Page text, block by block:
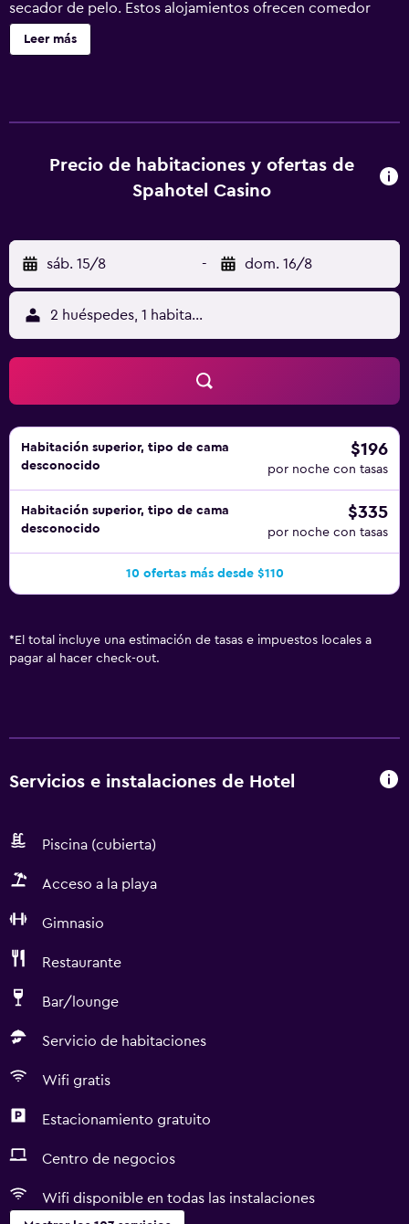
secador de pelo. Estos alojamientos ofrecen comedor
independiente. Se ofrece una televisión LCD en todas las
habitaciones. Los baños están equipados con ducha. Los
ocio y esparcimiento en este hotel incluyen sauna y
gimnasio. Se pueden practicar las actividades de ocio y
aplique un recargo).
Leer más
Precio de habitaciones y ofertas de
Spahotel Casino
sáb. 15/8 - dom. 16/8
2 huéspedes, 1 habitación
Habitación superior, tipo de cama
desconocido
$196
por noche con tasas
Habitación superior, tipo de cama
desconocido
$335
por noche con tasas
10 ofertas más desde $110
* El total incluye una estimación de tasas e impuestos locales a
pagar al hacer check-out.
Servicios e instalaciones de Hotel
Piscina (cubierta)
Acceso a la playa
Gimnasio
Restaurante
Bar/lounge
Servicio de habitaciones
Wifi gratis
Estacionamiento gratuito
Centro de negocios
Wifi disponible en todas las instalaciones